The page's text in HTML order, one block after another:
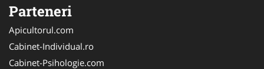
Parteneri
Apicultorul.com
Cabinet-Individual.ro
Cabinet-Psihologie.com